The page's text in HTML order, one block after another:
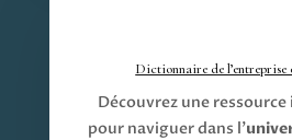
Dictionnaire de
Découvrez une
pour naviguer dans l’